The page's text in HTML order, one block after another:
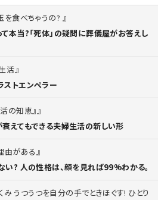
を食べちゃうの?
本当?「死体」の疑問に葬儀屋がお答えし
活
ストエンペラー
の知恵』
えてもできる夫婦生活の新しい形
由がある
い? 人の性格は、顔を見れば99%わかる。
み うつうつを自分の手でときほぐす! ひとり